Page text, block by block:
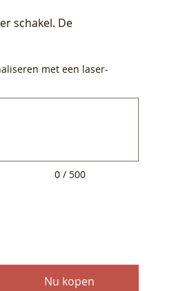
schakel. De
met een laser-
0 / 500
Nu kopen